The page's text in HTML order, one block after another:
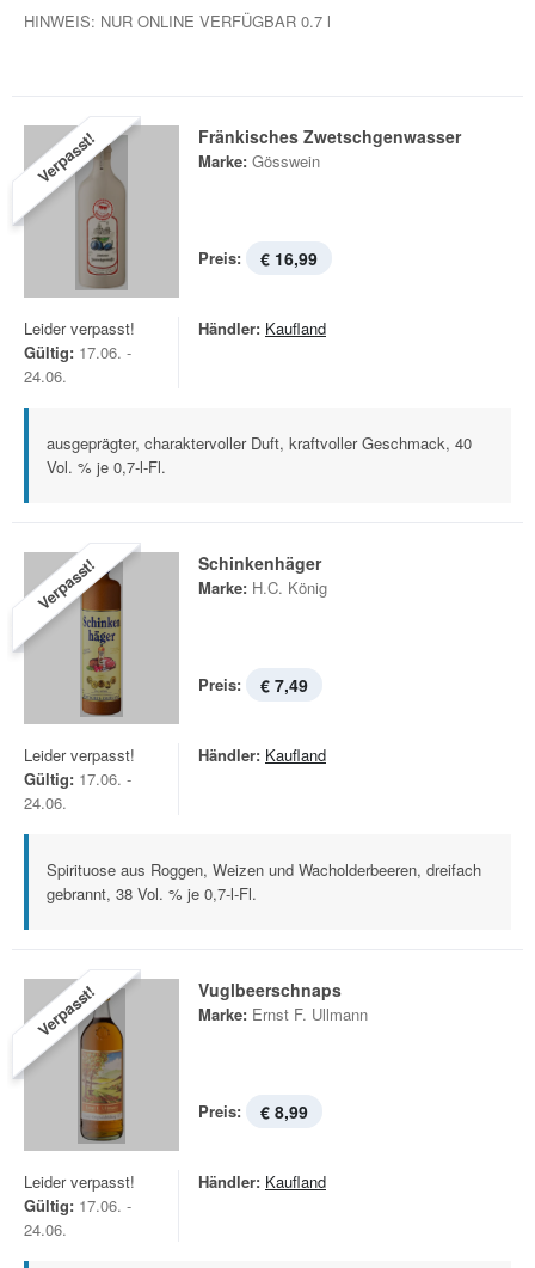
HINWEIS: NUR ONLINE VERFÜGBAR 0.7 l
Verpasst! Fränkisches Zwetschgenwasser
Marke: Gösswein
Preis: € 16,99
Leider verpasst!
Gültig: 17.06. -
24.06.
Händler: Kaufland
ausgeprägter, charaktervoller Duft, kraftvoller Geschmack, 40
Vol. % je 0,7-l-Fl.
Verpasst! Schinkenhäger
Marke: H.C. König
Preis: € 7,49
Leider verpasst!
Gültig: 17.06. -
24.06.
Händler: Kaufland
Spirituose aus Roggen, Weizen und Wacholderbeeren, dreifach
gebrannt, 38 Vol. % je 0,7-l-Fl.
Verpasst! Vuglbeerschnaps
Marke: Ernst F. Ullmann
Preis: € 8,99
Leider verpasst!
Gültig: 17.06. -
24.06.
Händler: Kaufland